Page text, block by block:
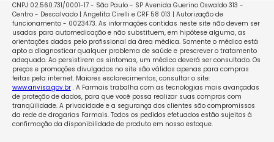
CNPJ 02.560.731/0001-17 - São Paulo - SP Avenida Guerino Oswaldo 313 -
Centro - Descalvado | Angelita Cirelli e CRF 58 013 | Autorização de
funcionamento - 0023473. As informações contidas neste site não devem ser
usadas para automedicação e não substituem, em hipótese alguma, as
orientações dadas pelo profissional da área médica. Somente o médico está
apto a diagnosticar qualquer problema de saúde e prescrever o tratamento
adequado. Ao persistirem os sintomas, um médico deverá ser consultado. Os
preços e promoções divulgados no site são válidos apenas para compras
feitas pela internet. Maiores esclarecimentos, consultar o site:
www.anvisa.gov.br. A Farmais trabalha com as tecnologias mais avançadas
de proteção de dados, para que você possa realizar suas compras com
tranqüilidade. A privacidade e a segurança dos clientes são compromissos
da rede de drogarias Farmais. Todos os pedidos efetuados estão sujeitos à
confirmação da disponibilidade de produto em nosso estoque.